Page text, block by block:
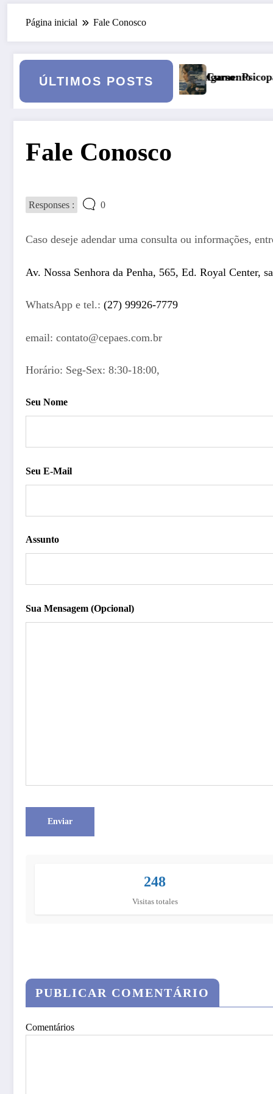
Página inicial Fale Conosco
ÚLTIMOS POSTS
vai a julgamento
Curso: Psicopatologia Junguiana Clínica –
Fale Conosco
Responses : 0
Caso deseje adendar uma consulta ou informações,
Av. Nossa Senhora da Penha, 565, Ed. Royal Center,
WhatsApp e tel.: (27) 99926-7779
email: contato@cepaes.com.br
Horário: Seg-Sex: 8:30-18:00,
Seu Nome
Seu E-Mail
Assunto
Sua Mensagem (opcional)
248
Visitas totales
PUBLICAR COMENTÁRIO
Comentários